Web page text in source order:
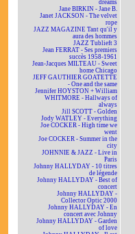
dreams
Jane BIRKIN - Jane B.
Janet JACKSON - The velvet
rope
JAZZ MAGAZINE Tant qu'il y
aura des hommes
JAZZ Tublieft 3
Jean FERRAT - Ses premiers
succès 1958-1961
Jean-Jacques MILTEAU - Sweet
home Chicago
JEFF GAUTHIER GOATETTE
- One and the same
Jennifer HOYSTON + William
WHITMORE - Hallways of
always
Jill SCOTT - Golden
Jody WATLEY - Everything
Joe COCKER - High time we
went
Joe COCKER - Summer in the
city
JOHNNIE & JAZZ - Live in
Paris
Johnny HALLYDAY - 10 titres
de légende
Johnny HALLYDAY - Best of
concert
Johnny HALLYDAY -
Collector Optic 2000
Johnny HALLYDAY - En
concert avec Johnny
Johnny HALLYDAY - Garden
of love